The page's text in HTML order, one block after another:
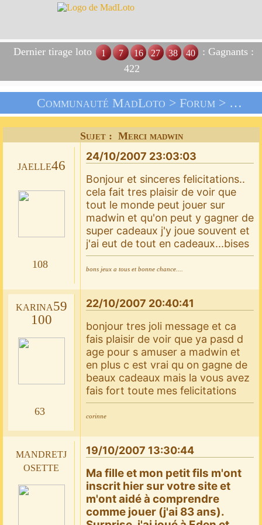
Dernier tirage loto 1 7 16 27 38 40
: Gagnants :
422
Communauté MadLoto > Forum> Livre
Sujet : Merci madwin
jaelle46
108
24/10/2007 23:03:03
Bonjour et sinceres felicitations..
cela fait tres plaisir de voir que
tout le monde peut jouer sur
madwin et qu'on peut y gagner de
super cadeaux j'y joue souvent et
j'ai eut de tout en cadeaux...bises
bons jeux a tous et bonne chance....
karina59
100
63
22/10/2007 20:40:41
bonjour tres joli message et ca
fais plaisir de voir que ya pasd d
age pour s amuser a madwin et
en plus c est vrai qu on gagne de
beaux cadeaux mais la vous avez
fais fort toute mes felicitations
corinne
mandretj
osette
19/10/2007 13:30:44
Ma fille et mon petit fils m'ont
inscrit hier sur votre site et
m'ont aidé à comprendre
comme jouer (j'ai 83 ans).